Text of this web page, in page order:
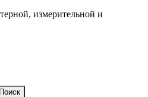
измерительной и